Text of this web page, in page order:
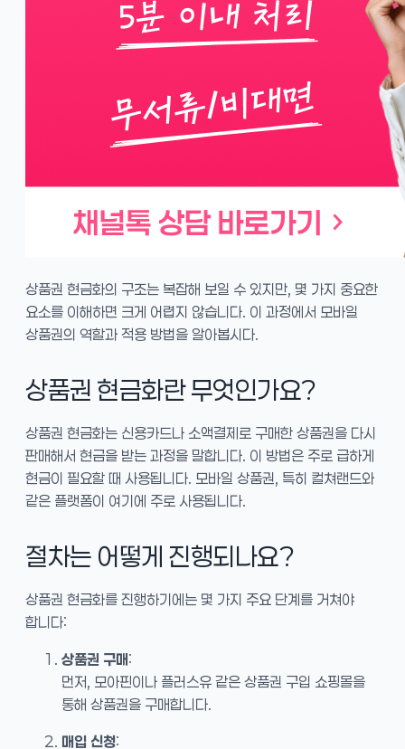
상품권 현금화의 구조는 복잡해 보일 수 있지만, 몇 가지 중요한
요소를 이해하면 크게 어렵지 않습니다. 이 과정에서 모바일
상품권의 역할과 적용 방법을 알아봅시다.
상품권 현금화란 무엇인가요?
상품권 현금화는 신용카드나 소액결제로 구매한 상품권을 다시
판매해서 현금을 받는 과정을 말합니다. 이 방법은 주로 급하게
현금이 필요할 때 사용됩니다. 모바일 상품권, 특히 컬쳐랜드와
같은 플랫폼이 여기에 주로 사용됩니다.
절차는 어떻게 진행되나요?
상품권 현금화를 진행하기에는 몇 가지 주요 단계를 거쳐야
합니다:
상품권 구매:
먼저, 모아핀이나 플러스유 같은 상품권 구입 쇼핑몰을
통해 상품권을 구매합니다.
매입 신청: